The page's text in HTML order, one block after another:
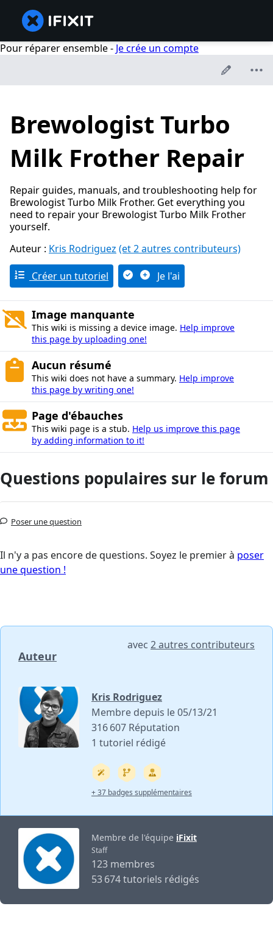
Pour réparer ensemble - Je crée un compte
Brewologist Turbo
Milk Frother Repair
Repair guides, manuals, and troubleshooting help for
Brewologist Turbo Milk Frother. Get everything you
need to repair your Brewologist Turbo Milk Frother
yourself.
Auteur : Kris Rodriguez (et 2 autres contributeurs)
Créer un tutoriel Je l'ai
Image manquante
This wiki is missing a device image. Help improve
this page by uploading one!
Aucun résumé
This wiki does not have a summary. Help improve
this page by writing one!
Page d'ébauches
This wiki page is a stub. Help us improve this page
by adding information to it!
Questions populaires sur le forum
Poser une question
Il n'y a pas encore de questions. Soyez le premier à poser
une question !
Auteur
avec 2 autres contributeurs
Kris Rodriguez
Membre depuis le 05/13/21
316 607 Réputation
1 tutoriel rédigé
+ 37 badges supplémentaires
Membre de l'équipe iFixit
Staff
123 membres
53 674 tutoriels rédigés